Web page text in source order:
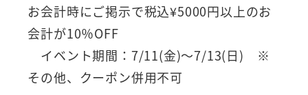
お会計時にご掲示で税込¥5000円以上のお
会計が10％OFF
イベント期間：7/11(金)～7/13(日) ※
その他、クーポン併用不可